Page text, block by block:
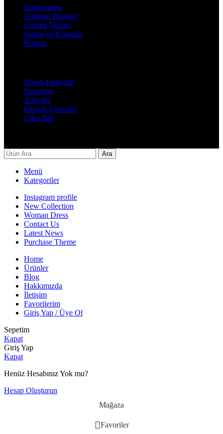
Hakkımızda
Teslimat Bilgileri
Gizlilik İlkeleri
Şartlar ve Koşullar
İletişim
Hesap Detayları
Siparişler
Adresler
Şifremi Unuttum
Çıkış Yap
Ara
Menü
Kategoriler
Instagram profile
New Collection
Woman Dress
Contact Us
Latest News
Purchase Theme
Home
Ürünler
Blog
Hakkımızda
İletişim
Favorilerim
Giriş Yap / Üye Ol
Sepetim
Kapat
Giriş Yap
Kapat
Henüz Hesabınız Yok mu?
Hesap Oluşturun
Mağaza
Favoriler